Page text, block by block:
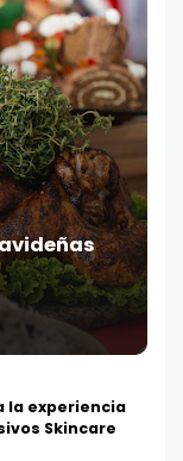
la experiencia
Skincare